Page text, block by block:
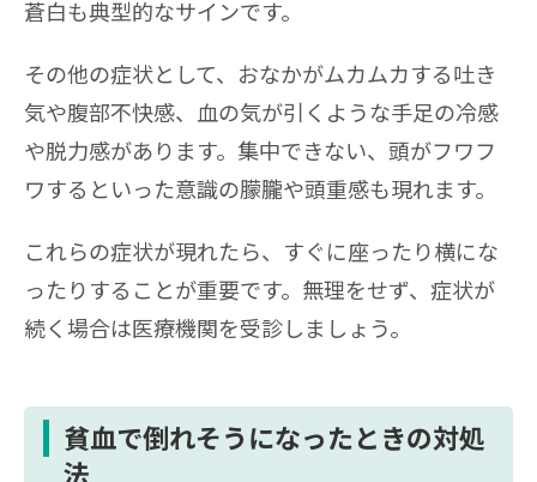
蒼白も典型的なサインです。
その他の症状として、おなかがムカムカする吐き
気や腹部不快感、血の気が引くような手足の冷感
や脱力感があります。集中できない、頭がフワフ
ワするといった意識の朦朧や頭重感も現れます。
これらの症状が現れたら、すぐに座ったり横にな
ったりすることが重要です。無理をせず、症状が
続く場合は医療機関を受診しましょう。
貧血で倒れそうになったときの対処
法